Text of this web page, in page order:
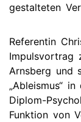
gestalteten
Referentin
Impulsvortrag
Arnsberg und
„Ableismus“
Diplom-
Funktion von